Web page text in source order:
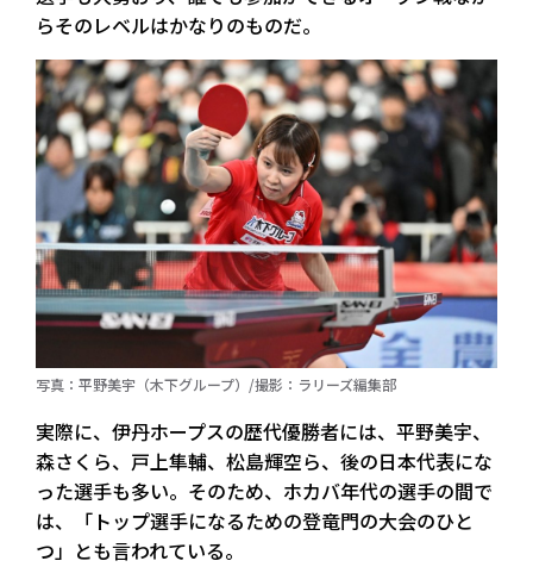
らそのレベルはかなりのものだ。
写真：平野美宇（木下グループ）/撮影：ラリーズ編集部
実際に、伊丹ホープスの歴代優勝者には、平野美宇、
森さくら、戸上隼輔、松島輝空ら、後の日本代表にな
った選手も多い。そのため、ホカバ年代の選手の間で
は、「トップ選手になるための登竜門の大会のひと
つ」とも言われている。